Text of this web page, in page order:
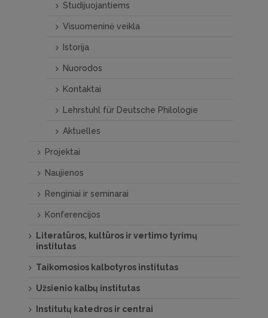
Studijuojantiems
Visuomeninė veikla
Istorija
Nuorodos
Kontaktai
Lehrstuhl für Deutsche Philologie
Aktuelles
Projektai
Naujienos
Renginiai ir seminarai
Konferencijos
Literatūros, kultūros ir vertimo tyrimų
institutas
Taikomosios kalbotyros institutas
Užsienio kalbų institutas
Institutų katedros ir centrai